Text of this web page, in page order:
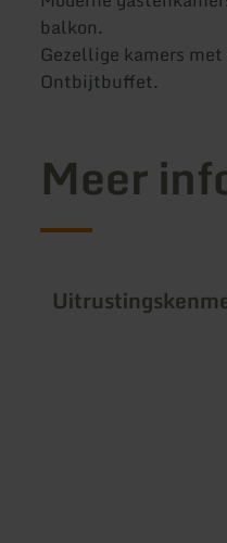
balkon.
Gezellige kamers met
Ontbijtbuffet.
Meer